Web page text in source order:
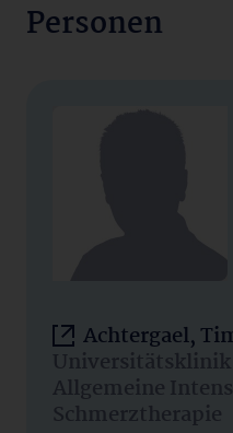
Personen
Achtergael,
Universitätsklinik
Allgemeine
Schmerztherapie